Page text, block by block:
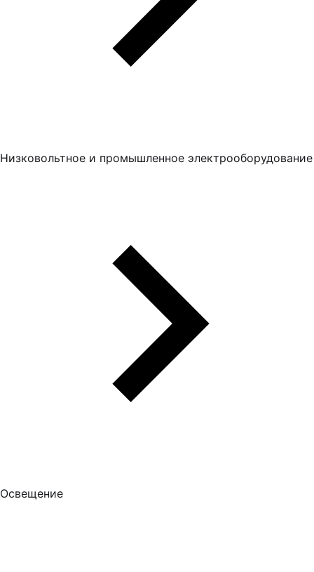
Низковольтное и промышленное электрооборудование
Освещение